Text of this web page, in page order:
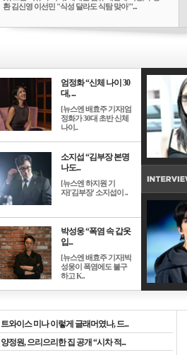
환 김신영 이선민 "식성 달라도 식탐 맞아"'...
엄정화 “신체 나이 30
대, ...
[뉴스엔 배효주 기자]엄
정화가 30대 초반 신체
나이..
소지섭 “김부장 본명
나도...
[뉴스엔 하지원 기
자]'김부장' 소지섭이 ..
박성웅 “폭염 속 갑옷
입...
[뉴스엔 배효주 기자]박
성웅이 폭염에도 불구
하고 K..
트와이스 미나 이렇게 글래머였나, 드...
양정원, 으리으리한 집 공개 “시차 적...